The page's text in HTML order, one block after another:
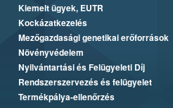
Kiemelt ügyek, EUTR
Kockázatkezelés
Mezőgazdasági genetikai erőforrások
Növényvédelem
Nyilvántartási és Felügyeleti Díj
Rendszerszervezés és felügyelet
Termékpálya-ellenőrzés